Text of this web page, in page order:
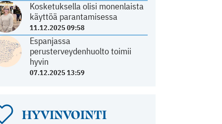
Kosketuksella olisi monenlaista
käyttöä parantamisessa
11.12.2025 09:58
Espanjassa
perusterveydenhuolto toimii
hyvin
07.12.2025 13:59
HYVINVOINTI